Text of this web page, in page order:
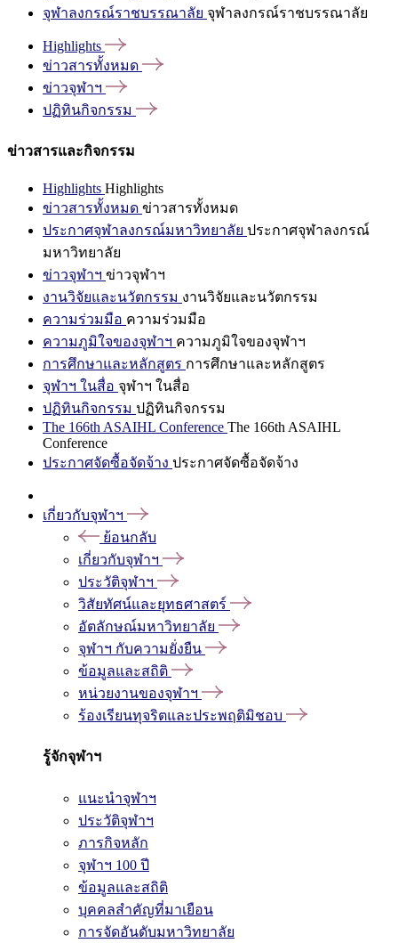
จุฬาลงกรณ์ราชบรรณาลัย จุฬาลงกรณ์ราชบรรณาลัย
Highlights
ข่าวสารทั้งหมด
ข่าวจุฬาฯ
ปฏิทินกิจกรรม
ข่าวสารและกิจกรรม
Highlights Highlights
ข่าวสารทั้งหมด ข่าวสารทั้งหมด
ประกาศจุฬาลงกรณ์มหาวิทยาลัย ประกาศจุฬาลงกรณ์
มหาวิทยาลัย
ข่าวจุฬาฯ ข่าวจุฬาฯ
งานวิจัยและนวัตกรรม งานวิจัยและนวัตกรรม
ความร่วมมือ ความร่วมมือ
ความภูมิใจของจุฬาฯ ความภูมิใจของจุฬาฯ
การศึกษาและหลักสูตร การศึกษาและหลักสูตร
จุฬาฯ ในสื่อ จุฬาฯ ในสื่อ
ปฏิทินกิจกรรม ปฏิทินกิจกรรม
The 166th ASAIHL Conference The 166th ASAIHL
Conference
ประกาศจัดซื้อจัดจ้าง ประกาศจัดซื้อจัดจ้าง
เกี่ยวกับจุฬาฯ
ย้อนกลับ
เกี่ยวกับจุฬาฯ
ประวัติจุฬาฯ
วิสัยทัศน์และยุทธศาสตร์
อัตลักษณ์มหาวิทยาลัย
จุฬาฯ กับความยั่งยืน
ข้อมูลและสถิติ
หน่วยงานของจุฬาฯ
ร้องเรียนทุจริตและประพฤติมิชอบ
รู้จักจุฬาฯ
แนะนำจุฬาฯ
ประวัติจุฬาฯ
ภารกิจหลัก
จุฬาฯ 100 ปี
ข้อมูลและสถิติ
บุคคลสำคัญที่มาเยือน
การจัดอันดับมหาวิทยาลัย